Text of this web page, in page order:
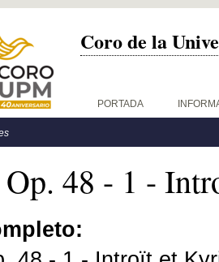
Coro de la
PORTADA
48 - 1 -